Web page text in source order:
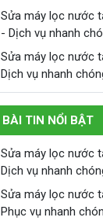
Sửa máy lọc nước
- Dịch vụ nhanh
Sửa máy lọc nước
Dịch vụ nhanh
BÀI TIN NỔI BẬT
Sửa máy lọc nước
Dịch vụ nhanh
Sửa máy lọc nước
Phục vụ nhanh